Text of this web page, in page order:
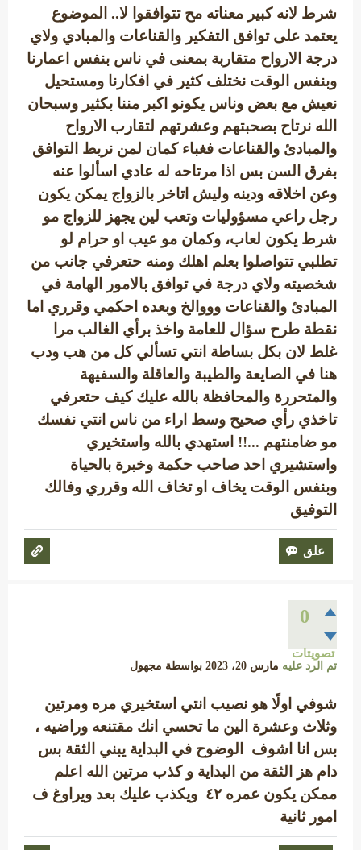
شرط لانه كبير معناته مح تتوافقوا لا.. الموضوع
يعتمد على توافق التفكير والقناعات والمبادي ولاي
درجة الارواح متقاربة بمعنى في ناس بنفس اعمارنا
وبنفس الوقت نختلف كثير في افكارنا ومستحيل
نعيش مع بعض وناس يكونو اكبر مننا بكثير وسبحان
الله نرتاح بصحبتهم وعشرتهم لتقارب الارواح
والمبادئ والقناعات فغباء كمان لمن نربط التوافق
بفرق السن بس اذا مرتاحه له عادي اسألوا عنه
وعن اخلاقه ودينه وليش اتاخر بالزواج يمكن يكون
رجل راعي مسؤوليات وتعب لين يجهز للزواج مو
شرط يكون لعاب، وكمان مو عيب او حرام لو
تطلبي تتواصلوا بعلم اهلك ومنه حتعرفي جانب من
شخصيته ولاي درجة في توافق بالامور الهامة في
المبادئ والقناعات وووالخ وبعده احكمي وقرري اما
نقطة طرح سؤال للعامة واخذ برأي الغالب مرا
غلط لان بكل بساطة انتي تسألي كل من هب ودب
هنا في الصايعة والطيبة والعاقلة والسفيهة
والمتحررة والمحافظة بالله عليك كيف حتعرفي
تاخذي رأي صحيح وسط اراء من ناس انتي نفسك
مو ضامنتهم ...!! استهدي بالله واستخيري
واستشيري احد صاحب حكمة وخبرة بالحياة
وبنفس الوقت يخاف او تخاف الله وقرري وفالك
التوفيق
0
تصويتات
تم الرد عليه مارس 20، 2023 بواسطة مجهول
شوفي اولًا هو نصيب انتي استخيري مره ومرتين
وثلاث وعشرة الين ما تحسي انك مقتنعه وراضيه ،
بس انا اشوف الوضوح في البداية يبني الثقة بس
دام هز الثقة من البداية و كذب مرتين الله اعلم
ممكن يكون عمره ٤٢ ويكذب عليك بعد ويراوغ ف
امور ثانية